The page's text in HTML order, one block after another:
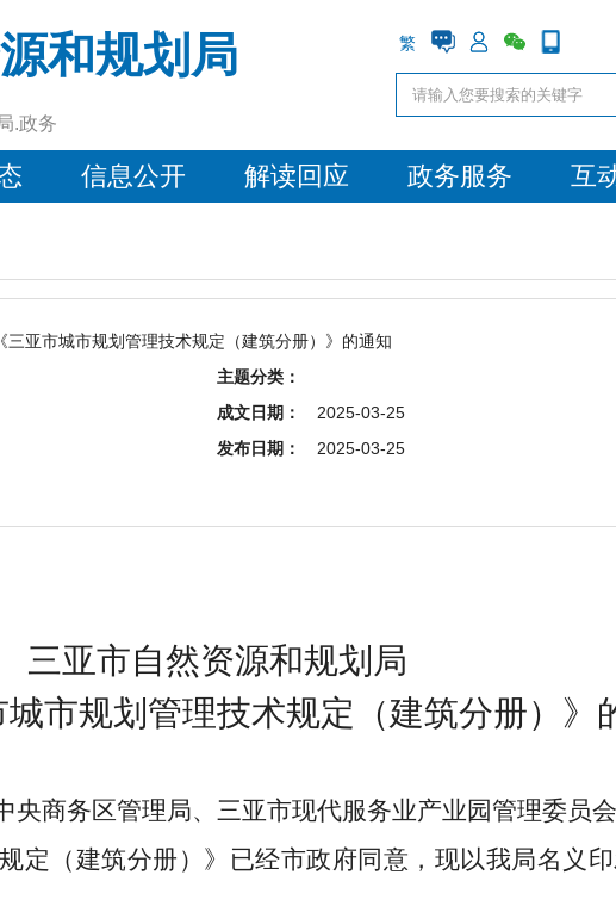
和规划局
.政务
繁
信息公开 解读回应 政务服务 互
亚市城市规划管理技术规定（建筑分册）》的通知
主题分类：
成文日期：
2025-03-25
发布日期：
2025-03-25
三亚市自然资源和规划局
市规划管理技术规定（建筑分册） 》
商务区管理局、三亚市现代服务业产业园管理委员
定（建筑分册）》已经市政府同意，现以我局名义